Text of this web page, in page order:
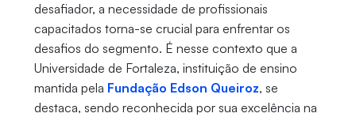
desafiador, a necessidade de profissionais
capacitados torna-se crucial para enfrentar os
desafios do segmento. É nesse contexto que a
Universidade de Fortaleza, instituição de ensino
mantida pela Fundação Edson Queiroz, se
destaca, sendo reconhecida por sua excelência na